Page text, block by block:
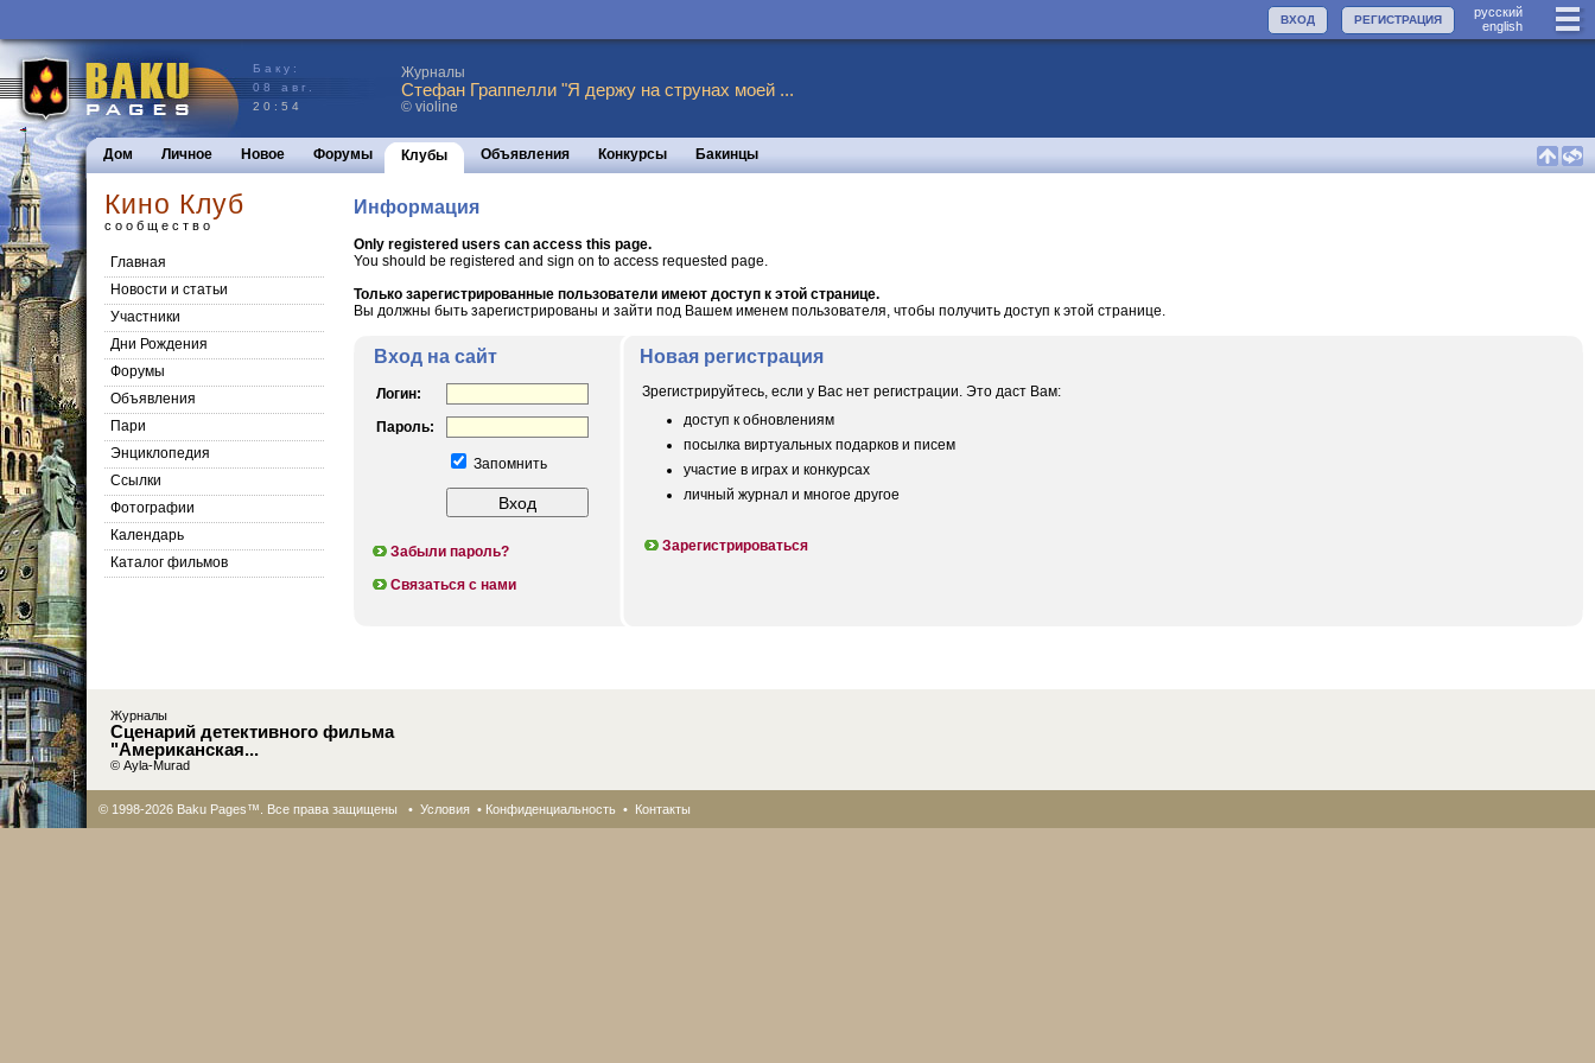
руccкий
english
РЕГИСТРАЦИЯ
ВХОД
Баку:
08 авг.
20:54
Журналы
Стефан Граппелли "Я держу на струнах моей ...
© violine
Дом Личное Новое Форумы Клубы Объявления Конкурсы Бакинцы
Кино Клуб
сообщество
Главная
Новости и статьи
Участники
Дни Рождения
Форумы
Объявления
Пари
Энциклопедия
Cсылки
Фотографии
Календарь
Каталог фильмов
Информация
Only registered users can access this page.
You should be registered and sign on to access requested page.
Только зарегистрированные пользователи имеют доступ к этой странице.
Вы должны быть зарегистрированы и зайти под Вашем именем пользователя, чтобы получить доступ к этой странице.
Вход на сайт
Логин:
Пароль:
Запомнить
Забыли пароль?
Связаться с нами
Новая регистрация
Зрегистрируйтесь, если у Вас нет регистрации. Это даст Вам:
доступ к обновлениям
посылка виртуальных подарков и писем
участие в играх и конкурсах
личный журнал и многое другое
Зарегистрироваться
Журналы
Сценарий детективного фильма
"Американская...
© Ayla-Murad
© 1998-2026 Baku Pages™. Все права защищены • Условия • Конфиденциальность • Контакты